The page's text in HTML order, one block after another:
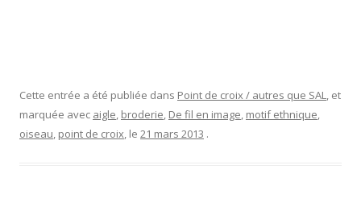
Cette entrée a été publiée dans Point de croix / autres que SAL, et
marquée avec aigle, broderie, De fil en image, motif ethnique,
oiseau, point de croix, le 21 mars 2013 .